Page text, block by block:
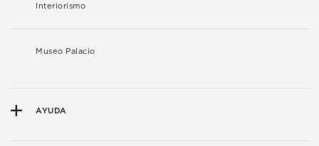
Interiorismo
Museo Palacio
AYUDA